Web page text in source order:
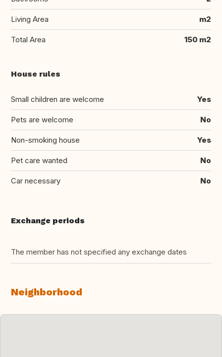
Living Area m2
Total Area 150 m2
House rules
Small children are welcome Yes
Pets are welcome No
Non-smoking house Yes
Pet care wanted No
Car necessary No
Exchange periods
The member has not specified any exchange dates
Neighborhood